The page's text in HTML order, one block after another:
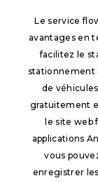
Le service
avantages en
facilitez le
stationnement
de
gratuitement
le site web
applications
vous
enregistrer